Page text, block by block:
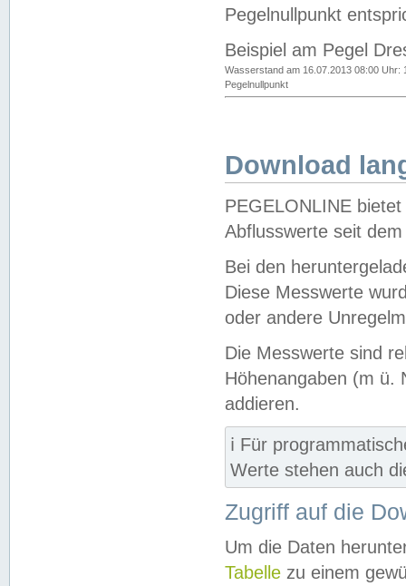
Pegelnullpunkt
Beispiel am Pegel
Wasserstand am 16.07.2013 08:00 Uhr:
Pegelnullpunkt
Download
PEGELONLINE
Abflusswerte seit
Bei den
Diese Messwerte
oder andere
Die Messwerte sind
Höhenangaben (m ü.
addieren.
ℹ️ Für
Werte stehen auch
Zugriff auf die
Um die Daten
Tabelle zu einem